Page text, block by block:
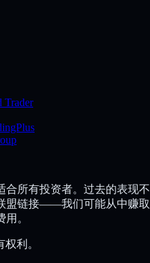
Trader
合所有投资者。过去的表现
盟链接——我们可能从中赚
。
利。